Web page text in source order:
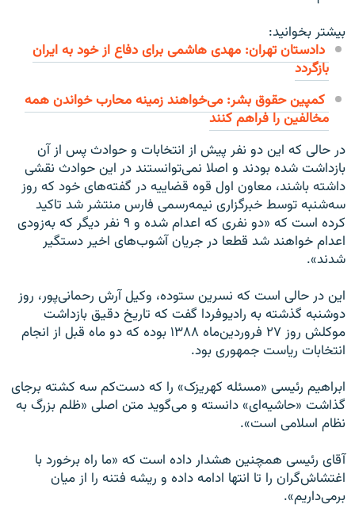
بیشتر بخوانید:
دادستان تهران: مهدی هاشمی برای دفاع از خود به ایران
بازگردد
کمپین حقوق بشر: می‌خواهند زمینه محارب خواندن همه
مخالفین را فراهم کنند
در حالی که این دو نفر پیش از انتخابات و حوادث پس از آن
بازداشت شده بودند و اصلا نمی‌توانستند در این حوادث نقشی
داشته باشند، معاون اول قوه قضاییه در گفته‌های خود که روز
سه‌شنبه توسط خبرگزاری نیمه‌رسمی فارس منتشر شد تاکید
کرده است که «دو نفری که اعدام شده و ۹ نفر دیگر که به‌زودی
اعدام خواهند شد قطعا در جریان آشوب‌های اخیر دستگیر
شدند».
این در حالی است که نسرين ستوده، وكيل آرش رحمانى‌پور، روز
دوشنبه گذشته به راديوفردا گفت كه تاريخ دقيق بازداشت
موكلش روز ۲۷ فروردين‌ماه ۱۳۸۸ بوده كه دو ماه قبل از انجام
انتخابات رياست جمهورى بود.
ابراهیم رئیسی «مسئله کهریزک» را که دست‌کم سه کشته برجای
گذاشت «حاشیه‌ای» دانسته و می‌گوید متن اصلی «ظلم بزرگ به
نظام اسلامی است».
آقای رئیسی همچنین هشدار داده است که «ما راه برخورد با
اغتشاش‌گران را تا انتها ادامه داده و ریشه فتنه را از میان
برمی‌داریم».